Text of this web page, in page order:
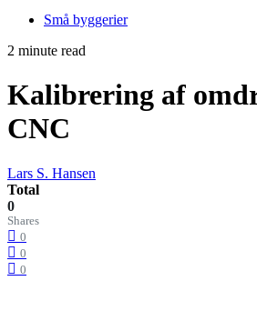
Små byggerier
2 minute read
Kalibrering af
CNC
Lars S. Hansen
Total
0
Shares
0
0
0